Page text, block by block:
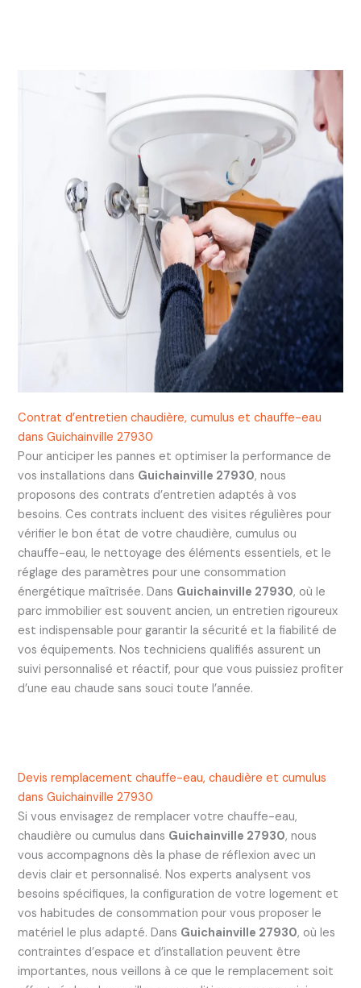
Contrat d’entretien chaudière, cumulus et chauffe-eau
dans Guichainville 27930
Pour anticiper les pannes et optimiser la performance de
vos installations dans Guichainville 27930, nous
proposons des contrats d’entretien adaptés à vos
besoins. Ces contrats incluent des visites régulières pour
vérifier le bon état de votre chaudière, cumulus ou
chauffe-eau, le nettoyage des éléments essentiels, et le
réglage des paramètres pour une consommation
énergétique maîtrisée. Dans Guichainville 27930, où le
parc immobilier est souvent ancien, un entretien rigoureux
est indispensable pour garantir la sécurité et la fiabilité de
vos équipements. Nos techniciens qualifiés assurent un
suivi personnalisé et réactif, pour que vous puissiez profiter
d’une eau chaude sans souci toute l’année.
Devis remplacement chauffe-eau, chaudière et cumulus
dans Guichainville 27930
Si vous envisagez de remplacer votre chauffe-eau,
chaudière ou cumulus dans Guichainville 27930, nous
vous accompagnons dès la phase de réflexion avec un
devis clair et personnalisé. Nos experts analysent vos
besoins spécifiques, la configuration de votre logement et
vos habitudes de consommation pour vous proposer le
matériel le plus adapté. Dans Guichainville 27930, où les
contraintes d’espace et d’installation peuvent être
importantes, nous veillons à ce que le remplacement soit